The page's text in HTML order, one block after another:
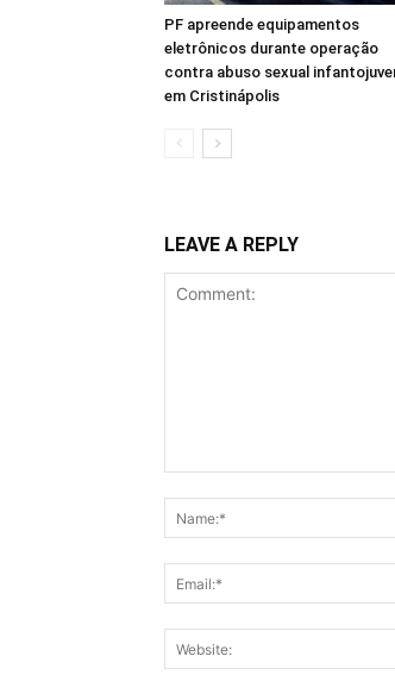
PF apreende equipamentos
eletrônicos durante operação
contra abuso sexual
em Cristinápolis
LEAVE A REPLY